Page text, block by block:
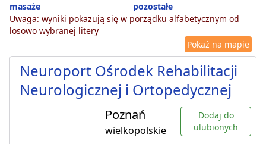
masaże
pozostałe
Uwaga: wyniki pokazują się w porządku alfabetycznym od
losowo wybranej litery
Pokaż na mapie
Neuroport Ośrodek Rehabilitacji
Neurologicznej i Ortopedycznej
Poznań
wielkopolskie
Dodaj do
ulubionych